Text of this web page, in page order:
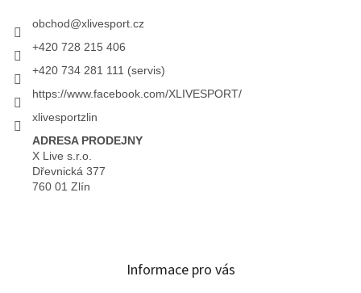
obchod@xlivesport.cz
+420 728 215 406
+420 734 281 111 (servis)
https://www.facebook.com/XLIVESPORT/
xlivesportzlin
ADRESA PRODEJNY
X Live s.r.o.
Dřevnická 377
760 01 Zlín
Informace pro vás